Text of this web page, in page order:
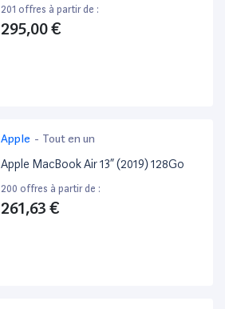
201 offres à partir de :
295,00 €
Apple - Tout en un
Apple MacBook Air 13” (2019) 128Go
200 offres à partir de :
261,63 €